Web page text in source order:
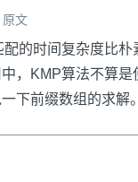
原文
的时间复杂度比
，KMP算法不算
下前缀数组的求解。